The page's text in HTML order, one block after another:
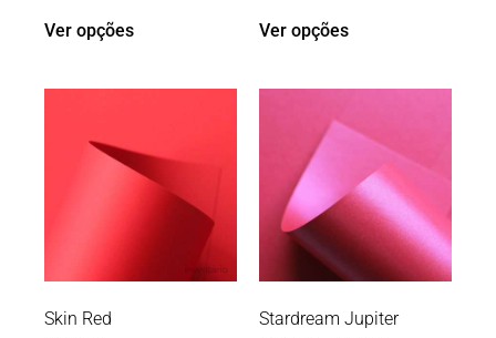
Ver opções Ver opções
Skin Red Stardream Jupiter